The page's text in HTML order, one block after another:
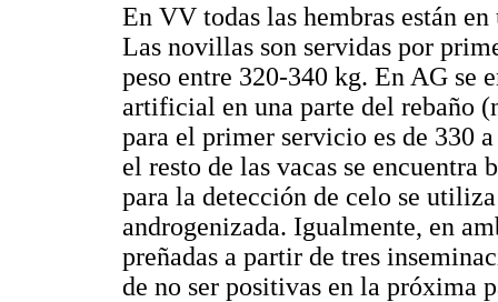
En VV todas las hembras están
Las novillas son servidas por
peso entre 320-340 kg. En AG se
artificial en una parte del rebaño
para el primer servicio es de 330
el resto de las vacas se encuentra
para la detección de celo se
androgenizada. Igualmente, en
preñadas a partir de tres
de no ser positivas en la próxima